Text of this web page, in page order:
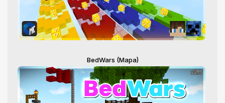
BedWars (Mapa)